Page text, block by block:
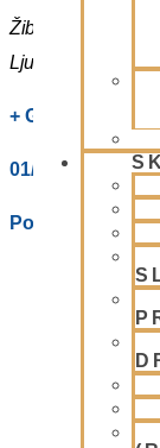
Žibertova 27
Ljubljana
+ Google
01/ 4312319
Poglej